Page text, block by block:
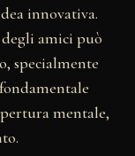
innovativa.
amici può
specialmente
mentale,